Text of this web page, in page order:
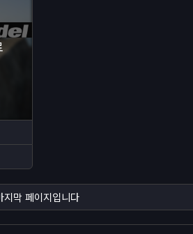
지막 페이지입니다